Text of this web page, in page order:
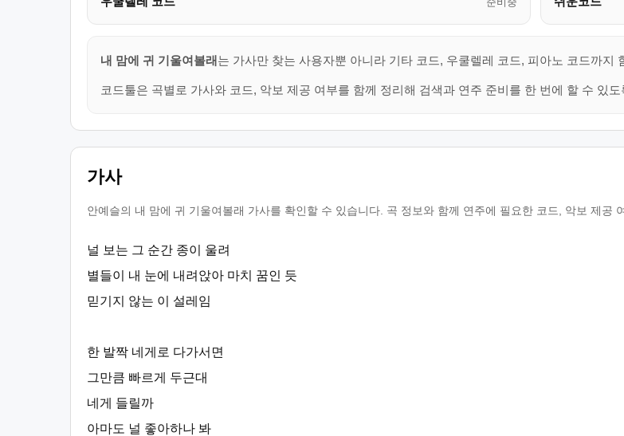
내 맘에 귀 기울여볼래 는 가사만 찾는 사용자뿐 아니라 기타 코드, 우쿨렐레 코드, 피아노 코드까지
코드툴은 곡별로 가사와 코드, 악보 제공 여부를 함께 정리해 검색과 연주 준비를 한 번에 할 수 있
가사
안예슬의 내 맘에 귀 기울여볼래 가사를 확인할 수 있습니다. 곡 정보와 함께 연주에 필요한 코드, 악보 제공
널 보는 그 순간 종이 울려
별들이 내 눈에 내려앉아 마치 꿈인 듯
믿기지 않는 이 설레임
한 발짝 네게로 다가서면
그만큼 빠르게 두근대
네게 들릴까
아마도 널 좋아하나 봐